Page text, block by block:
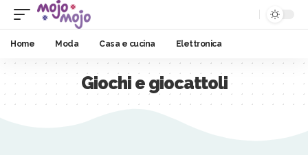
Home Moda Casa e cucina Elettronica
Giochi e giocattoli